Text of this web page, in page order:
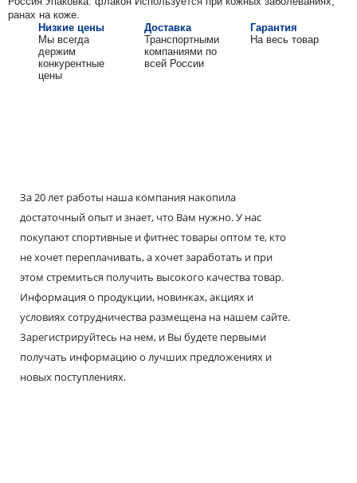
ранах на коже.
Низкие цены
Мы всегда
держим
конкурентные
цены
Доставка
Транспортными
компаниями по
всей России
Гарантия
На весь товар
За 20 лет работы наша компания накопила
достаточный опыт и знает, что Вам нужно. У нас
покупают спортивные и фитнес товары оптом те, кто
не хочет переплачивать, а хочет заработать и при
этом стремиться получить высокого качества товар.
Информация о продукции, новинках, акциях и
условиях сотрудничества размещена на нашем сайте.
Зарегистрируйтесь на нем, и Вы будете первыми
получать информацию о лучших предложениях и
новых поступлениях.